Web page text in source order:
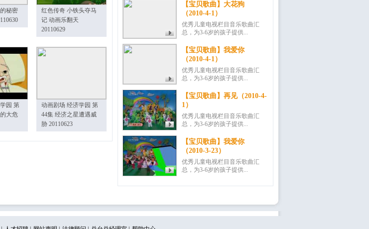
【宝贝歌曲】大花狗
（2010-4-1）
优秀儿童电视栏目音乐歌曲汇
总，为3-6岁的孩子提供...
【宝贝歌曲】我爱你
（2010-4-1）
优秀儿童电视栏目音乐歌曲汇
总，为3-6岁的孩子提供...
【宝贝歌曲】再见（2010-4-
1）
优秀儿童电视栏目音乐歌曲汇
总，为3-6岁的孩子提供...
【宝贝歌曲】我爱你
（2010-3-23）
优秀儿童电视栏目音乐歌曲汇
总，为3-6岁的孩子提供...
秘密
红色传奇 小铁头夺马
记 动画乐翻天
20110629
园 第
大危
动画剧场 经济学园 第
44集 经济之星遭遇威
胁 20110623